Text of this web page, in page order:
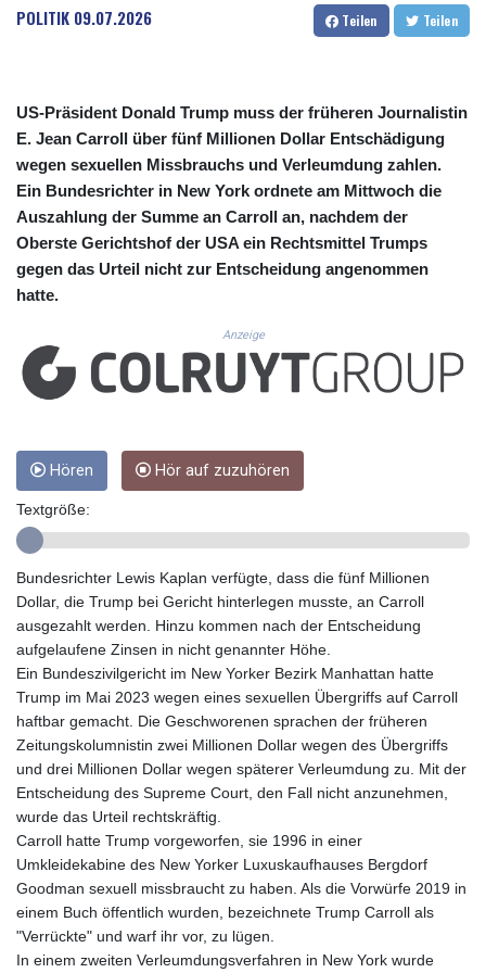
CUC 1.156136
CUP 30.637594
DKK 7.477932
DOP 67.289164
DZD 152.967099
EGP 57.293288
ERN 17.342035
ETB 186.049588
FJD 2.553384
GEL 3.017966
GGP 0.857252
GHS 13.526832
GNF 10123.874202
GTQ 8.794891
HKD 9.066767
HNL 30.895616
HRK 7.536622
HTG 150.718127
HUF 363.096405
IDR 20580.370421
ILS 3.468234
IMP 0.857252
INR 110.076256
IQD 1509.981237
IRR
1590322.371805
JEP 0.857252
JMD 183.057725
JOD 0.819746
JPY 182.445186
KES 149.158147
KGS 101.104505
POLITIK 09.07.2026 Teilen Teilen
US-Präsident Donald Trump muss der früheren Journalistin
E. Jean Carroll über fünf Millionen Dollar Entschädigung
wegen sexuellen Missbrauchs und Verleumdung zahlen.
Ein Bundesrichter in New York ordnete am Mittwoch die
Auszahlung der Summe an Carroll an, nachdem der
Oberste Gerichtshof der USA ein Rechtsmittel Trumps
gegen das Urteil nicht zur Entscheidung angenommen
hatte.
Anzeige
Hören Hör auf zuzuhören
Textgröße:
Bundesrichter Lewis Kaplan verfügte, dass die fünf Millionen
Dollar, die Trump bei Gericht hinterlegen musste, an Carroll
ausgezahlt werden. Hinzu kommen nach der Entscheidung
aufgelaufene Zinsen in nicht genannter Höhe.
Ein Bundeszivilgericht im New Yorker Bezirk Manhattan hatte
Trump im Mai 2023 wegen eines sexuellen Übergriffs auf Carroll
haftbar gemacht. Die Geschworenen sprachen der früheren
Zeitungskolumnistin zwei Millionen Dollar wegen des Übergriffs
und drei Millionen Dollar wegen späterer Verleumdung zu. Mit der
Entscheidung des Supreme Court, den Fall nicht anzunehmen,
wurde das Urteil rechtskräftig.
Carroll hatte Trump vorgeworfen, sie 1996 in einer
Umkleidekabine des New Yorker Luxuskaufhauses Bergdorf
Goodman sexuell missbraucht zu haben. Als die Vorwürfe 2019 in
einem Buch öffentlich wurden, bezeichnete Trump Carroll als
"Verrückte" und warf ihr vor, zu lügen.
In einem zweiten Verleumdungsverfahren in New York wurde